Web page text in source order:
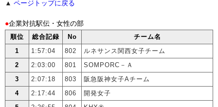
▲ ページトップに戻る
●企業対抗駅伝・女性の部
順位 総合記録 No
チーム名
1
1:57:04 802
ルネサンス関西女子チーム
2
2:03:00 801
SOMPORC－Ａ
3
2:07:18 803
阪急阪神女子Aチーム
4
2:17:44 806
開発女子